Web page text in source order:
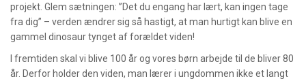
projekt. Glem sætningen: ”Det du engang har lært, kan ingen tage
fra dig” – verden ændrer sig så hastigt, at man hurtigt kan blive en
gammel dinosaur tynget af forældet viden!
I fremtiden skal vi blive 100 år og vores børn arbejde til de bliver 80
år. Derfor holder den viden, man lærer i ungdommen ikke et langt